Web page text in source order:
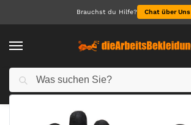
Brauchst du Hilfe? Chat über Uns
Start Arbeitshandschuhe / Schnittschutzhandschuhe